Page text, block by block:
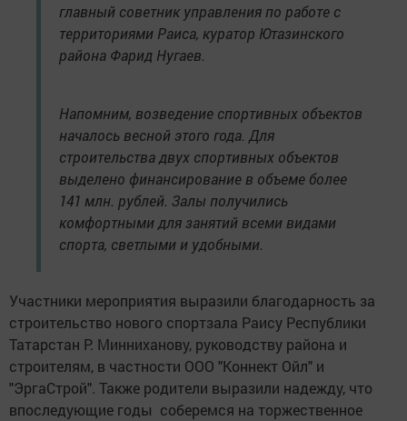
главный советник управления по работе с
территориями Раиса, куратор Ютазинского
района Фарид Нугаев.
Напомним, возведение спортивных объектов
началось весной этого года. Для
строительства двух спортивных объектов
выделено финансирование в объеме более
141 млн. рублей. Залы получились
комфортными для занятий всеми видами
спорта, светлыми и удобными.
Участники мероприятия выразили благодарность за
строительство нового спортзала Раису Республики
Татарстан Р. Минниханову, руководству района и
строителям, в частности ООО "Коннект Ойл" и
"ЭргаСтрой". Также родители выразили надежду, что
впоследующие годы соберемся на торжественное